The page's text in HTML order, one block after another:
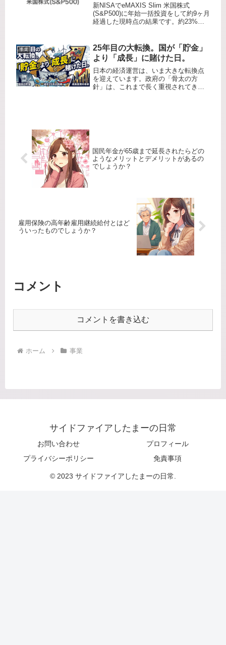
新NISAでeMAXIS Slim 米国株式
(S&P500)に年始一括投資をして約9ヶ月
経過した現時点の結果です。約23%の
16%ほどまで下がりました。夏のボー
ナ...
事業
25年目の大転換。国が「貯金」
より「成長」に賭けた日。
日本の経済運営は、いま大きな転換点
を迎えています。政府の「骨太の方
針」は、これまで長く重視されてきた
国民年金が65歳まで延長されたらどの
ようなメリットとデメリットがあるの
でしょうか？
雇用保険の高年齢雇用継続給付とはど
ういったものでしょうか？
コメント
コメントを書き込む
ホーム 事業
サイドファイアしたまーの日常
お問い合わせ
プロフィール
プライバシーポリシー
免責事項
© 2023 サイドファイアしたまーの日常.